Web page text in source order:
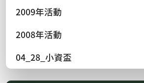
2009年活動
2008年活動
04_28_小資盃